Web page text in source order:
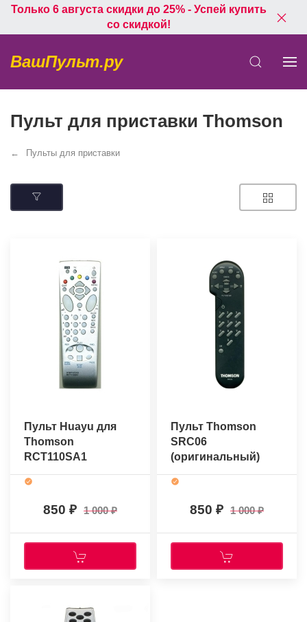
Только 6 августа скидки до 25% - Успей купить
со скидкой!
ВашПульт.ру
Пульт для приставки Thomson
Пульты для приставки
Пульт Huayu для
Thomson
RCT110SA1
850 1 000
Пульт Thomson
SRC06
(оригинальный)
850 1 000